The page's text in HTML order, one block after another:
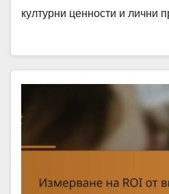
културни ценности и лични